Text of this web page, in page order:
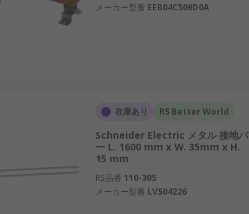
メーカー型番 EEB04C506D0A
在庫あり RS Better World
Schneider Electric メタル 接地バ
ー L. 1600 mm x W. 35mm x H.
15 mm
RS品番 110-305
メーカー型番 LVS04226